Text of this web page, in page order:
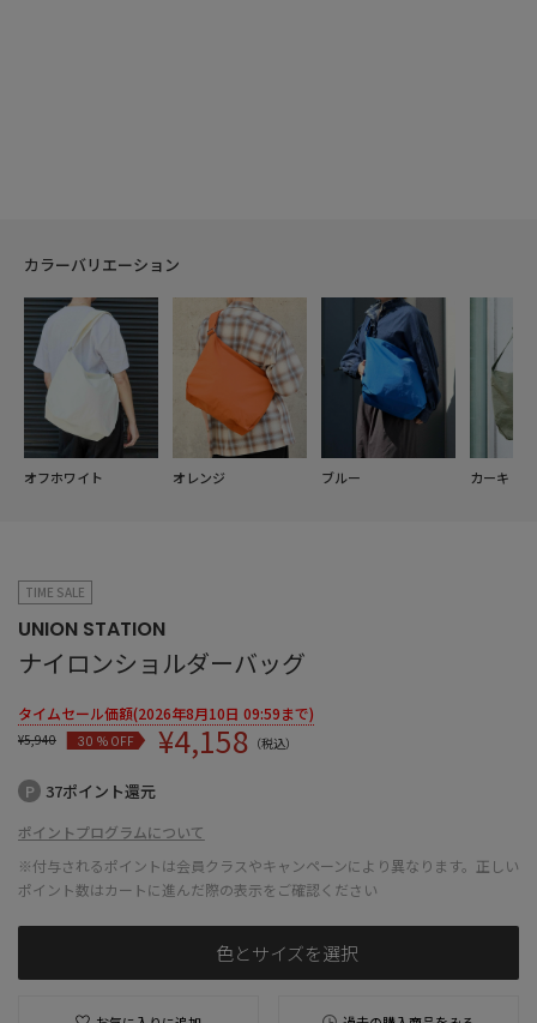
カラーバリエーション
オフホワイト オレンジ ブルー カーキ
TIME SALE
UNION STATION
ナイロンショルダーバッグ
タイムセール価額(2026年8月10日 09:59まで)
¥5,940 30 % OFF ¥4,158 （税込）
37ポイント還元
ポイントプログラムについて
※付与されるポイントは会員クラスやキャンペーンにより異なります。正しい
ポイント数はカートに進んだ際の表示をご確認ください
色とサイズを選択